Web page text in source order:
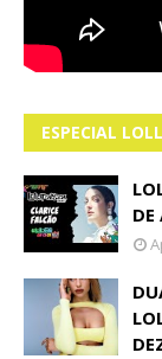
ESPECIAL
DE